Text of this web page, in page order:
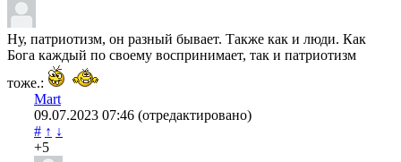
Ну, патриотизм, он разный бывает. Также как и люди. Как
Бога каждый по своему воспринимает, так и патриотизм
тоже.:
Mart
09.07.2023 07:46 (отредактировано)
# ↑ ↓
+5